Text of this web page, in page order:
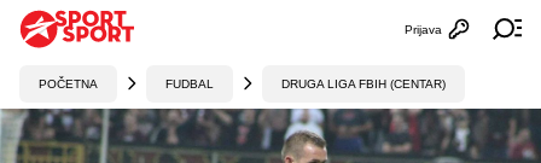
Otvori
Prijava
POČETNA FUDBAL DRUGA LIGA FBIH (CENTAR)